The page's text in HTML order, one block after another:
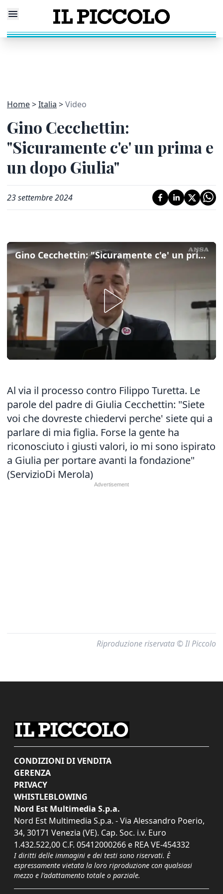
Home Italia Video
Gino Cecchettin:
"Sicuramente c'e' un prima e
un dopo Giulia"
23 settembre 2024
Gino Cecchettin: "Sicuramente c'e' un prima e un dopo Giulia"
Al via il processo contro Filippo Turetta. Le
parole del padre di Giulia Cecchettin: "Siete
voi che dovreste chiedervi perche' siete qui a
parlare di mia figlia. Forse la gente ha
riconosciuto i giusti valori, io mi sono ispirato
a Giulia per portare avanti la fondazione"
(ServizioDi Merola)
Riproduzione riservata © Il Piccolo
CONDIZIONI DI VENDITA
GERENZA
PRIVACY
WHISTLEBLOWING
Nord Est Multimedia S.p.a.
Nord Est Multimedia S.p.a. - Via Alessandro Poerio,
34, 30171 Venezia (VE). Cap. Soc. i.v. Euro
1.432.522,00 C.F. 05412000266 e REA VE-454332
I diritti delle immagini e dei testi sono riservati. È
espressamente vietata la loro riproduzione con qualsiasi
mezzo e l'adattamento totale o parziale.